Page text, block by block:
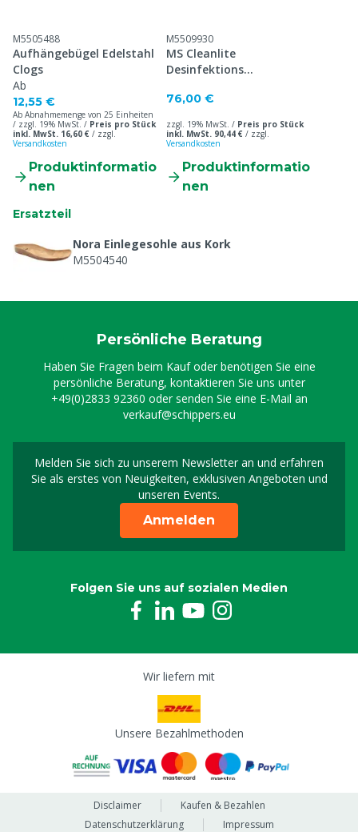
M5505488
Aufhängebügel Edelstahl
Clogs
Ab
12,55 €
Ab Abnahmemenge von 25 Einheiten
/ zzgl. 19% MwSt. / Preis pro Stück
inkl. MwSt. 16,60 € / zzgl.
Versandkosten
Produktinformatio
nen
M5509930
MS Cleanlite
Desinfektions
76,00 €
zzgl. 19% MwSt. / Preis pro Stück
inkl. MwSt. 90,44 € / zzgl.
Versandkosten
Produktinformatio
nen
Ersatzteil
Nora Einlegesohle aus Kork
M5504540
Persönliche Beratung
Haben Sie Fragen beim Kauf oder benötigen Sie eine
persönliche Beratung, kontaktieren Sie uns unter
+49(0)2833 92360 oder senden Sie eine E-Mail an
verkauf@schippers.eu
Melden Sie sich zu unserem Newsletter an und erfahren
Sie als erstes von Neuigkeiten, exklusiven Angeboten und
unseren Events.
Melden Sie sich für
Anmelden
Folgen Sie uns auf sozialen Medien
Wir liefern mit
Unsere Bezahlmethoden
Disclaimer
Kaufen & Bezahlen
Datenschutzerklärung
Impressum